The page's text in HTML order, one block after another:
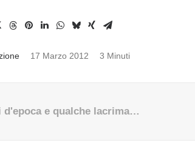
17 Marzo 2012 3 Minuti
d'epoca e qualche lacrima…